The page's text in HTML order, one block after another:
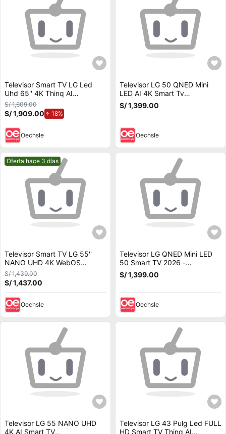
Televisor Smart TV LG Led
Uhd 65'' 4K Thinq AI
65UA7300PSB 2025 - Antena
Digital
S/ 1,609.00
S/ 1,909.00 18%
Oechsle
Televisor LG 50 QNED Mini
LED AI 4K Smart Tv
50QNED70BSA Magic Remoto
S/ 1,399.00
Oechsle
Mejor precio.
Oferta hace 3 días
Televisor Smart TV LG 55''
NANO UHD 4K WebOS
55NU800BPSB 2026 -
Antenna Digital
S/ 1,439.00
S/ 1,437.00
Oechsle
Televisor LG QNED Mini LED
50 Smart TV 2026 -
50QNED70BSA
S/ 1,399.00
Oechsle
Televisor LG 55 NANO UHD
4K AI Smart TV
Televisor LG 43 Pulg Led FULL
HD Smart TV Thinq AI